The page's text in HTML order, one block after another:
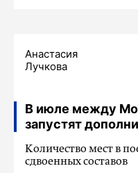
Анастасия
Лучкова
В июле между
запустят
Kоличество мест в
сдвоенных составов